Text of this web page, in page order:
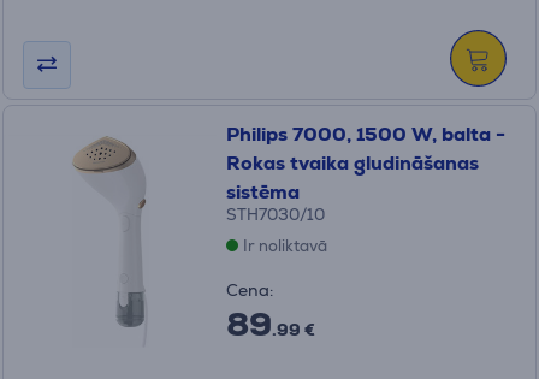
Philips 7000, 1500 W, balta -
Rokas tvaika gludināšanas
sistēma
STH7030/10
Ir noliktavā
Cena:
89.99 €